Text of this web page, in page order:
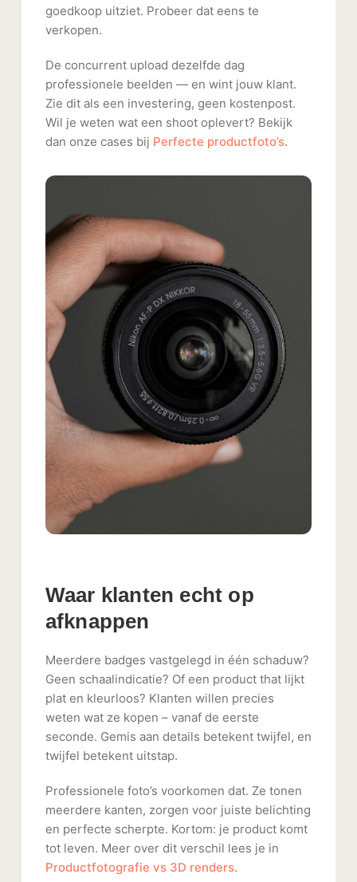
goedkoop uitziet. Probeer dat eens te
verkopen.
De concurrent upload dezelfde dag
professionele beelden — en wint jouw klant.
Zie dit als een investering, geen kostenpost.
Wil je weten wat een shoot oplevert? Bekijk
dan onze cases bij Perfecte productfoto’s.
Waar klanten echt op
afknappen
Meerdere badges vastgelegd in één schaduw?
Geen schaalindicatie? Of een product that lijkt
plat en kleurloos? Klanten willen precies
weten wat ze kopen – vanaf de eerste
seconde. Gemis aan details betekent twijfel, en
twijfel betekent uitstap.
Professionele foto’s voorkomen dat. Ze tonen
meerdere kanten, zorgen voor juiste belichting
en perfecte scherpte. Kortom: je product komt
tot leven. Meer over dit verschil lees je in
Productfotografie vs 3D renders.